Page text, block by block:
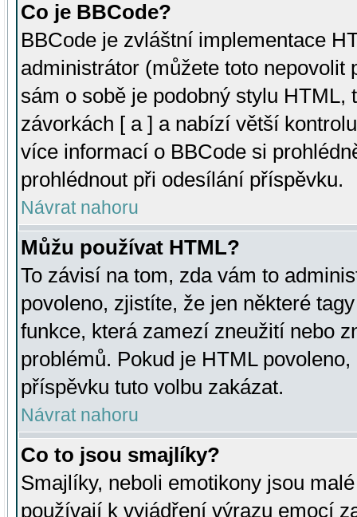
Co je BBCode?
BBCode je zvláštní implementace
administrátor (můžete toto
sám o sobě je podobný stylu HTML,
závorkách [ a ] a nabízí větší
více informací o BBCode si
prohlédnout při odesílání příspěvku.
Návrat nahoru
Můžu používat HTML?
To závisí na tom, zda vám to
povoleno, zjistíte, že jen některé
funkce, která zamezí zneužití nebo
problémů. Pokud je HTML
příspěvku tuto volbu zakázat.
Návrat nahoru
Co to jsou smajlíky?
Smajlíky, neboli emotikony jsou
používají k vyjádření výrazu emocí